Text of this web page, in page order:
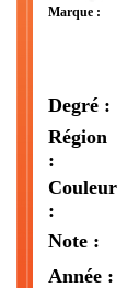
Marque :
Degré :
Région
:
Couleur
:
Note :
Année :